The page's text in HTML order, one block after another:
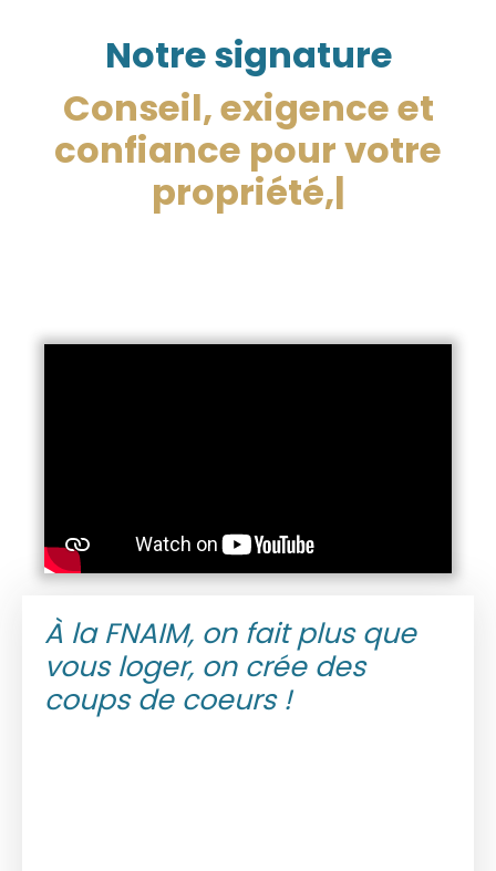
Notre signature
Conseil, exigence et
confiance pour votre
propriété, en Franc
À la FNAIM, on fait plus que
vous loger, on crée des
coups de coeurs !